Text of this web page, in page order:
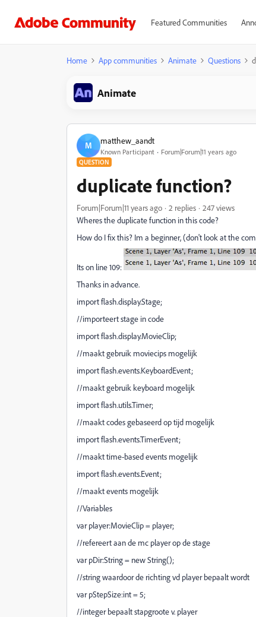
Featured Communities
Home App communities Animate Questions
Animate
M matthew_aandt
Known Participant Forum|Forum|11 years ago
QUESTION
duplicate function?
Forum|Forum|11 years ago 2 replies
247 views
Wheres the duplicate function in this code?
How do I fix this? Im a beginner, (don't look at the
Its on line 109:
Thanks in advance.
import flash.display.Stage;
//importeert stage in code
import flash.display.MovieClip;
//maakt gebruik moviecips mogelijk
import flash.events.KeyboardEvent;
//maakt gebruik keyboard mogelijk
import flash.utils.Timer;
//maakt codes gebaseerd op tijd mogelijk
import flash.events.TimerEvent;
//maakt time-based events mogelijk
import flash.events.Event;
//maakt events mogelijk
//Variables
var player:MovieClip = player;
//refereert aan de mc player op de stage
var pDir:String = new String();
//string waardoor de richting vd player bepaalt wordt
var pStepSize:int = 5;
//integer bepaalt stapgroote v. player